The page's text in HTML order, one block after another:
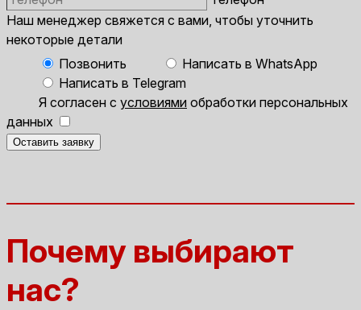
Наш менеджер свяжется с вами, чтобы уточнить
некоторые детали
Позвонить
Написать в WhatsApp
Написать в Telegram
Я согласен с условиями обработки персональных
данных
Оставить заявку
Почему выбирают
нас?